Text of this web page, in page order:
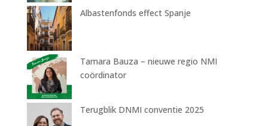
Albastenfonds effect Spanje
Tamara Bauza – nieuwe regio NMI
coördinator
Terugblik DNMI conventie 2025